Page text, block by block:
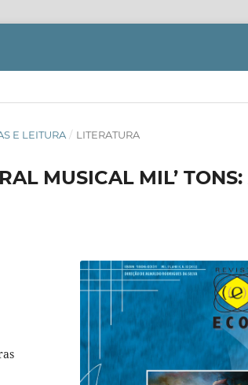
E LEITURA / LITERATURA
MUSICAL MIL’ TONS: